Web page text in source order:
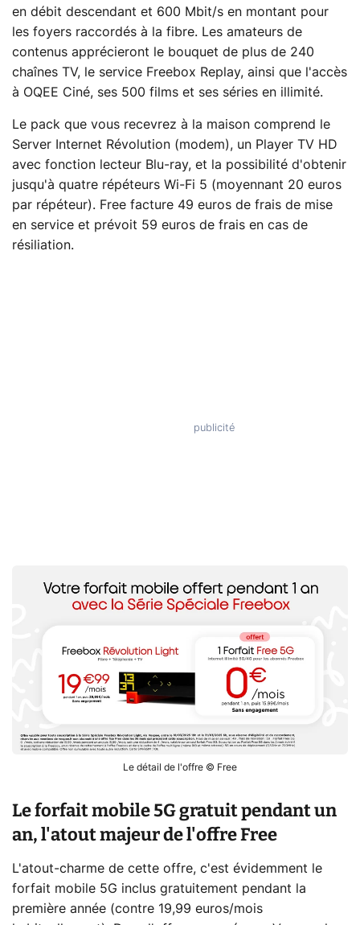
en débit descendant et 600 Mbit/s en montant pour
les foyers raccordés à la fibre. Les amateurs de
contenus apprécieront le bouquet de plus de 240
chaînes TV, le service Freebox Replay, ainsi que l'accès
à OQEE Ciné, ses 500 films et ses séries en illimité.
Le pack que vous recevrez à la maison comprend le
Server Internet Révolution (modem), un Player TV HD
avec fonction lecteur Blu-ray, et la possibilité d'obtenir
jusqu'à quatre répéteurs Wi-Fi 5 (moyennant 20 euros
par répéteur). Free facture 49 euros de frais de mise
en service et prévoit 59 euros de frais en cas de
résiliation.
Le détail de l'offre © Free
Le forfait mobile 5G gratuit pendant un
an, l'atout majeur de l'offre Free
L'atout-charme de cette offre, c'est évidemment le
forfait mobile 5G inclus gratuitement pendant la
première année (contre 19,99 euros/mois